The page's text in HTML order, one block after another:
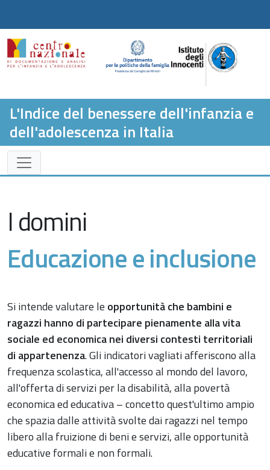
L'Indice del benessere dell'infanzia e
dell'adolescenza in Italia
I domini
Educazione e inclusione
Si intende valutare le opportunità che bambini e
ragazzi hanno di partecipare pienamente alla vita
sociale ed economica nei diversi contesti territoriali
di appartenenza. Gli indicatori vagliati afferiscono alla
frequenza scolastica, all'accesso al mondo del lavoro,
all'offerta di servizi per la disabilità, alla povertà
economica ed educativa – concetto quest'ultimo ampio
che spazia dalle attività svolte dai ragazzi nel tempo
libero alla fruizione di beni e servizi, alle opportunità
educative formali e non formali.